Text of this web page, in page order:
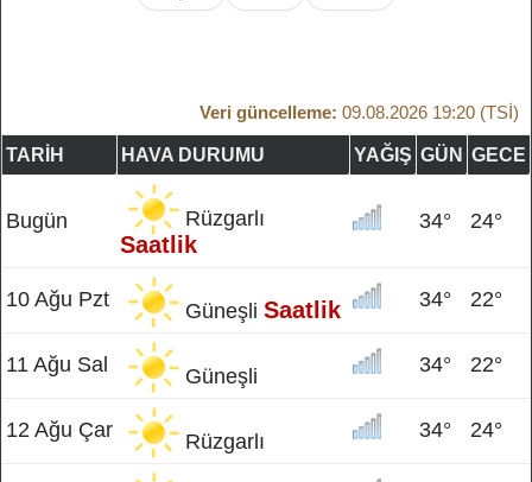
Veri güncelleme: 09.08.2026 19:20 (TSİ)
TARIH HAVA DURUMU YAĞIŞ GÜN GECE
Bugün Rüzgarlı
Saatlik
34° 24°
10 Ağu Pzt Güneşli Saatlik 34° 22°
11 Ağu Sal Güneşli 34° 22°
12 Ağu Çar Rüzgarlı 34° 24°